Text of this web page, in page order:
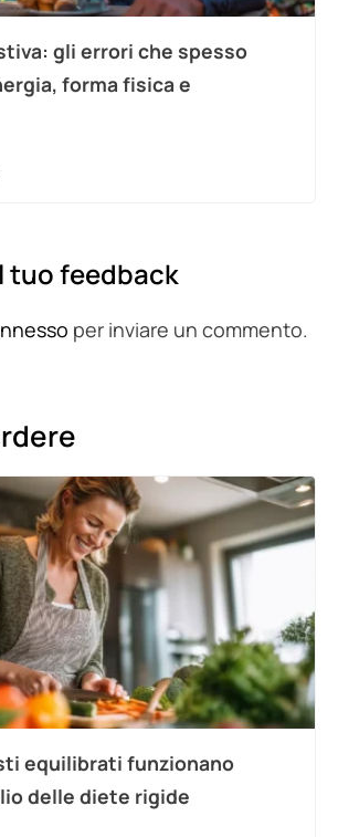
gli errori che spesso
forma fisica e
tuo feedback
per inviare un commento.
equilibrati funzionano
delle diete rigide